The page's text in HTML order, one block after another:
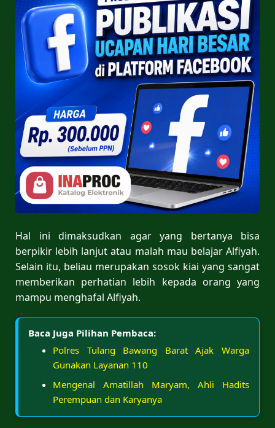
Hal ini dimaksudkan agar yang bertanya bisa
berpikir lebih lanjut atau malah mau belajar Alfiyah.
Selain itu, beliau merupakan sosok kiai yang sangat
memberikan perhatian lebih kepada orang yang
mampu menghafal Alfiyah.
Baca Juga Pilihan Pembaca:
Polres Tulang Bawang Barat Ajak Warga
Gunakan Layanan 110
Mengenal Amatillah Maryam, Ahli Hadits
Perempuan dan Karyanya